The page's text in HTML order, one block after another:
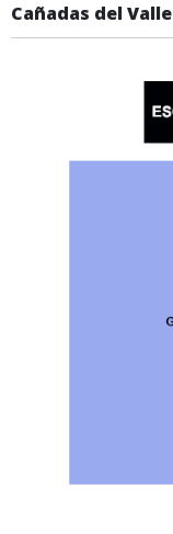
Cañadas del Valle